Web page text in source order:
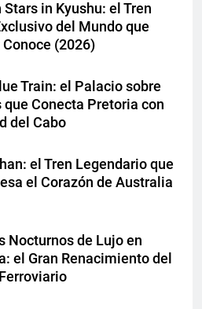
Stars in Kyushu: el Tren
del Mundo que
Conoce (2026)
Train: el Palacio sobre
que Conecta Pretoria con
del Cabo
el Tren Legendario que
el Corazón de Australia
Nocturnos de Lujo en
el Gran Renacimiento del